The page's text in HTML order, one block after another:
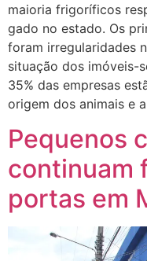
maioria frigoríficos
gado no estado. Os
foram irregularidades
situação dos imóveis-
35% das empresas
origem dos animais e
Pequenos
continuam
portas em